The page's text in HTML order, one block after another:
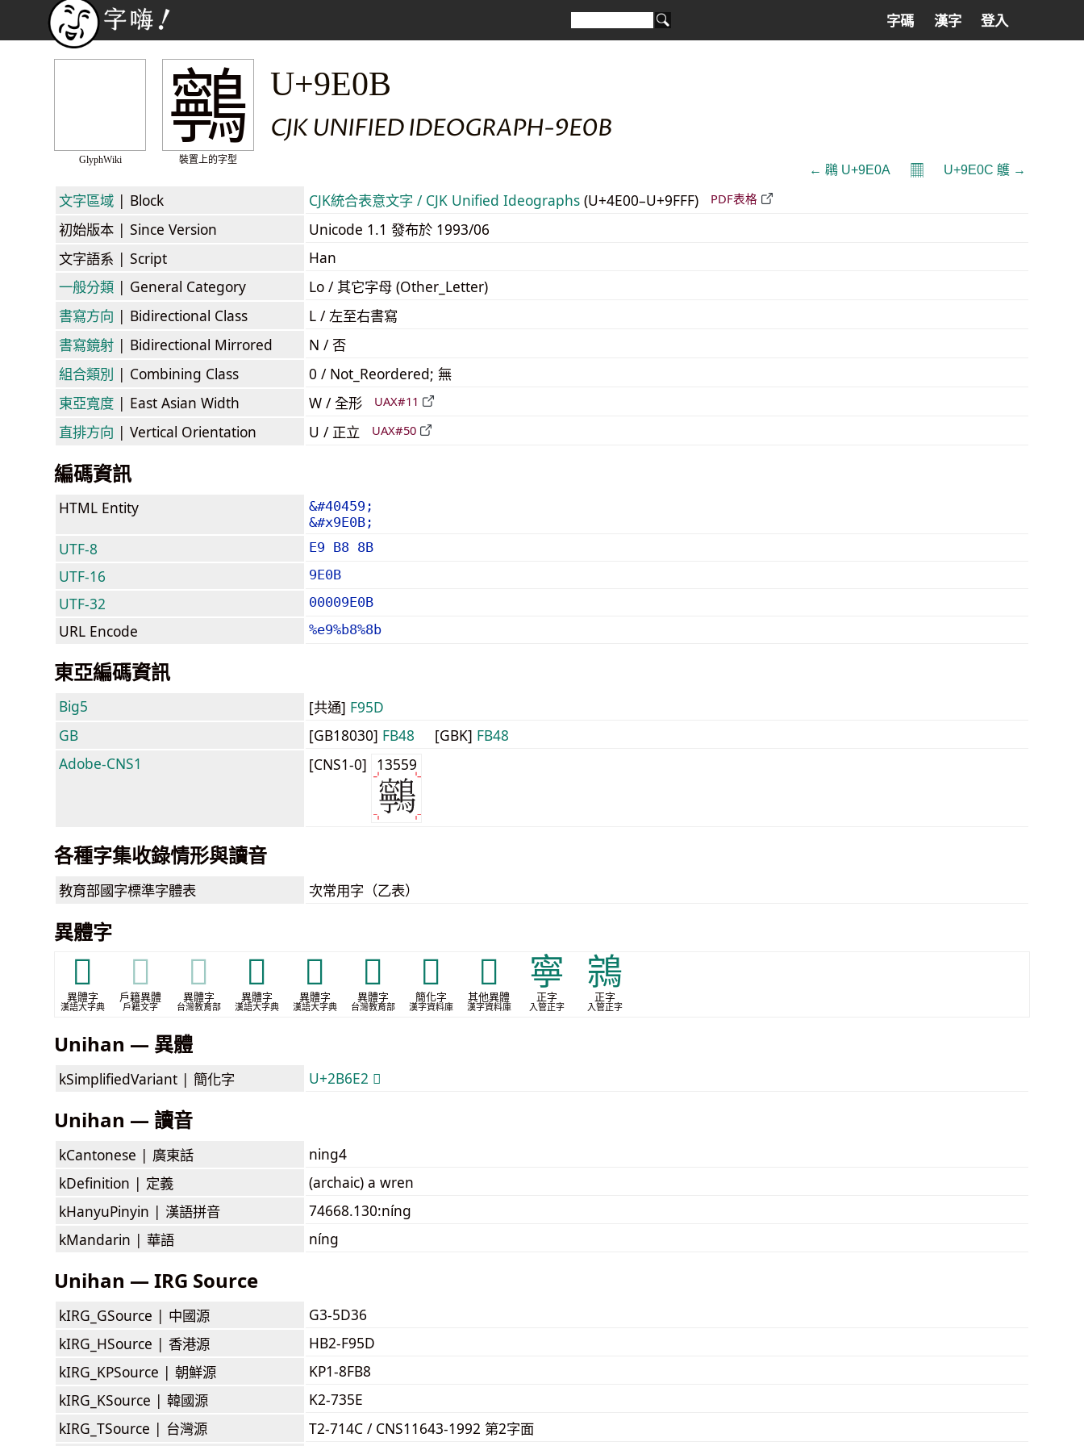
字碼 漢字 登入
GlyphWiki
鸋
裝置上的字型
U+9E0B
CJK UNIFIED IDEOGRAPH-9E0B
← 鸊 U+9E0A 𝄜 U+9E0C 鸌 →
文字區域 | Block CJK統合表意文字 / CJK Unified Ideographs (U+4E00–U+9FFF) PDF表格
初始版本 | Since Version
Unicode 1.1 發布於 1993/06
文字語系 | Script
Han
一般分類 | General Category
Lo / 其它字母 (Other_Letter)
書寫方向 | Bidirectional Class
L / 左至右書寫
書寫鏡射 | Bidirectional Mirrored
N / 否
組合類別 | Combining Class
0 / Not_Reordered; 無
東亞寬度 | East Asian Width W / 全形 UAX#11
直排方向 | Vertical Orientation U / 正立 UAX#50
編碼資訊
HTML Entity
&#40459;
&#x9E0B;
UTF-8 E9 B8 8B
UTF-16 9E0B
UTF-32 00009E0B
URL Encode %e9%b8%8b
東亞編碼資訊
Big5 [共通] F95D
GB
[GB18030] FB48 [GBK] FB48
Adobe-CNS1
[CNS1-0] 13559
各種字集收錄情形與讀音
教育部國字標準字體表 次常用字（乙表）
異體字
𩁔
異體字
漢語大字典
𩁔
戶籍異體
戶籍文字
𩁔
異體字
台灣教育部
𪅢
異體字
漢語大字典
𪆢
異體字
漢語大字典
𪆮
異體字
台灣教育部
𫛢
簡化字
漢字資料庫
𬷌
其他異體
漢字資料庫
寧
正字
入管正字
鶎
正字
入管正字
Unihan — 異體
kSimplifiedVariant | 簡化字 U+2B6E2 𫛢
Unihan — 讀音
kCantonese | 廣東話
ning4
kDefinition | 定義
(archaic) a wren
kHanyuPinyin | 漢語拼音
74668.130:níng
kMandarin | 華語 níng
Unihan — IRG Source
kIRG_GSource | 中國源
G3-5D36
kIRG_HSource | 香港源
HB2-F95D
kIRG_KPSource | 朝鮮源
KP1-8FB8
kIRG_KSource | 韓國源
K2-735E
kIRG_TSource | 台灣源
T2-714C / CNS11643-1992 第2字面